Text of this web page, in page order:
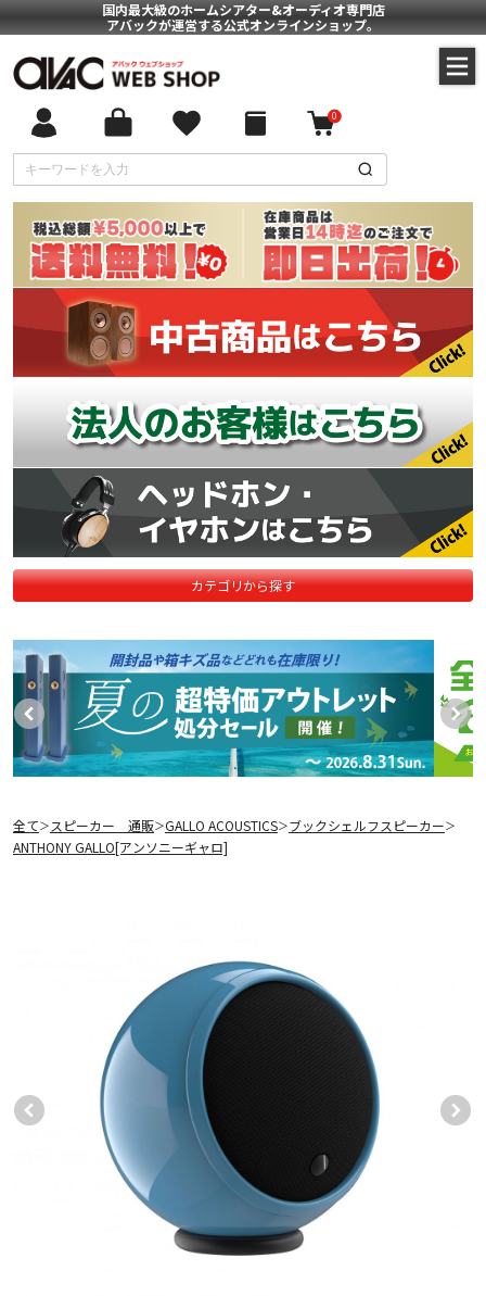
国内最大級のホームシアター&オーディオ専門店
アバックが運営する公式オンラインショップ。
0
カテゴリから探す
全て＞ スピーカー 通販＞GALLO ACOUSTICS＞ブックシェルフスピーカー＞
ANTHONY GALLO[アンソニーギャロ]